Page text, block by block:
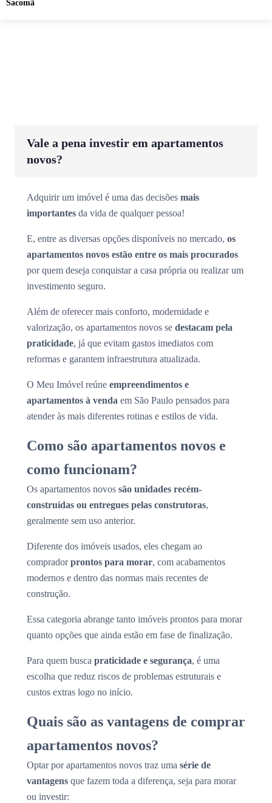
Sacomã
Vale a pena investir em apartamentos
novos?
Adquirir um imóvel é uma das decisões mais
importantes da vida de qualquer pessoa!
E, entre as diversas opções disponíveis no mercado, os
apartamentos novos estão entre os mais procurados
por quem deseja conquistar a casa própria ou realizar um
investimento seguro.
Além de oferecer mais conforto, modernidade e
valorização, os apartamentos novos se destacam pela
praticidade, já que evitam gastos imediatos com
reformas e garantem infraestrutura atualizada.
O Meu Imóvel reúne empreendimentos e
apartamentos à venda em São Paulo pensados para
atender às mais diferentes rotinas e estilos de vida.
Como são apartamentos novos e
como funcionam?
Os apartamentos novos são unidades recém-
construídas ou entregues pelas construtoras,
geralmente sem uso anterior.
Diferente dos imóveis usados, eles chegam ao
compradorprontos para morar, com acabamentos
modernos e dentro das normas mais recentes de
construção.
Essa categoria abrange tanto imóveis prontos para morar
quanto opções que ainda estão em fase de finalização.
Para quem busca praticidade e segurança, é uma
escolha que reduz riscos de problemas estruturais e
custos extras logo no início.
Quais são as vantagens de comprar
apartamentos novos?
Optar por apartamentos novos traz uma série de
vantagens que fazem toda a diferença, seja para morar
ou investir: